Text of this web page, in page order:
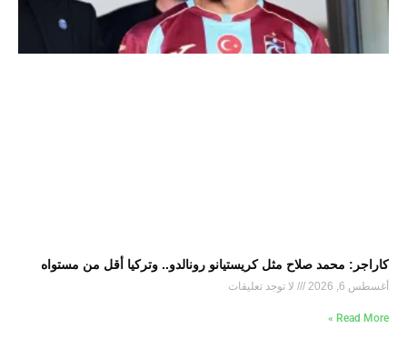
كاراجر: محمد صلاح مثل كريستيانو رونالدو.. وتركيا أقل من مستواه
أغسطس 6, 2026 لا توجد تعليقات
Read More »